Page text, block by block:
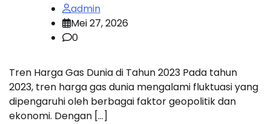
admin
Mei 27, 2026
0
Tren Harga Gas Dunia di Tahun 2023 Pada tahun
2023, tren harga gas dunia mengalami fluktuasi yang
dipengaruhi oleh berbagai faktor geopolitik dan
ekonomi. Dengan […]